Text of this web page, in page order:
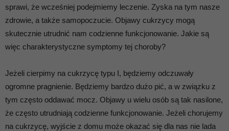
sprawi, że wcześniej podejmiemy leczenie. Zyska na tym nasze
zdrowie, a także samopoczucie. Objawy cukrzycy mogą
skutecznie utrudnić nam codzienne funkcjonowanie. Jakie są
więc charakterystyczne symptomy tej choroby?
Jeżeli cierpimy na cukrzycę typu I, będziemy odczuwały
ogromne pragnienie. Będziemy bardzo dużo pić, a w związku z
tym często oddawać mocz. Objawy u wielu osób są tak nasilone,
że często utrudniają codzienne funkcjonowanie. Jeżeli chorujemy
na cukrzycę, wyjście z domu może okazać się dla nas nie lada